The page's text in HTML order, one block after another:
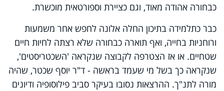
כבחורה אהודה מאוד, וגם כציירת וספורטאית מוכשרת.
כבר כתלמידה בתיכון החלה אלונה לחפש אחר משמעות
ורוחניות בחייה, ואף תוארה כבחורה שלא רצתה לחיות חיים
שטחיים. או אז הצטרפה לקבוצה שנקראה 'השכטריסטים',
שנקראה כך בשל מי שעמד בראשה - ד"ר יוסף שכטר, שהיה
מורה לתנ"ך. ההרצאות נסובו בעיקר סביב פילוסופיה ודיונים